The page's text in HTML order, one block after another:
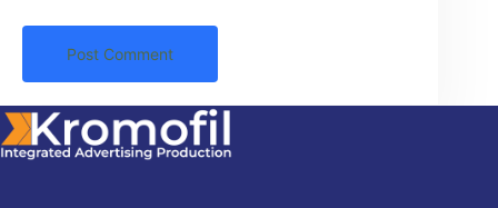
Post Comment